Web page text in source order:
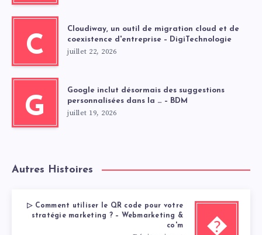
C
Cloudiway, un outil de migration cloud et de
coexistence d'entreprise – DigiTechnologie
juillet 22, 2026
G
Google inclut désormais des suggestions
personnalisées dans la … – BDM
juillet 19, 2026
Autres Histoires
�
▷ Comment utiliser le QR code pour votre
stratégie marketing ? – Webmarketing &
co'm